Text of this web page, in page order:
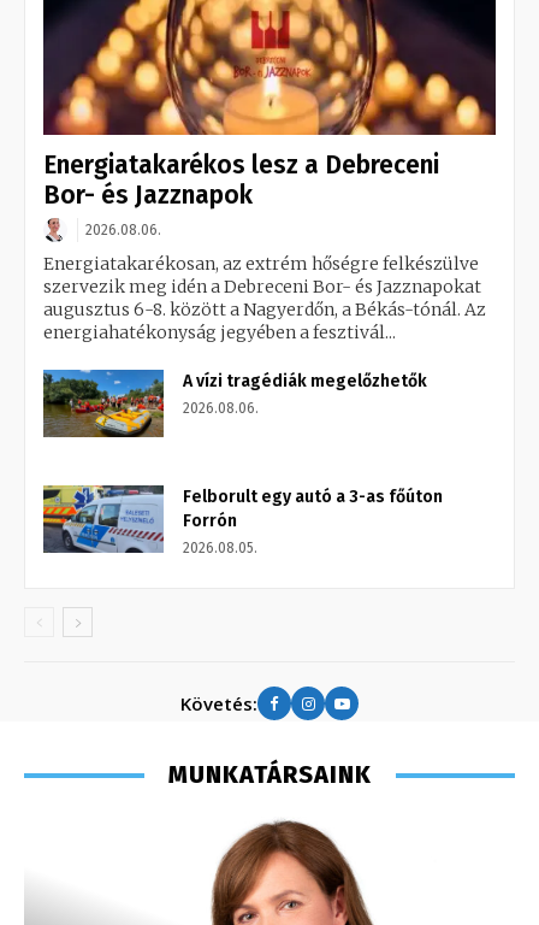
Energiatakarékos lesz a Debreceni
Bor- és Jazznapok
2026.08.06.
Energiatakarékosan, az extrém hőségre felkészülve
szervezik meg idén a Debreceni Bor- és Jazznapokat
augusztus 6-8. között a Nagyerdőn, a Békás-tónál. Az
energiahatékonyság jegyében a fesztivál...
A vízi tragédiák megelőzhetők
2026.08.06.
Felborult egy autó a 3-as főúton
Forrón
2026.08.05.
Követés:
MUNKATÁRSAINK